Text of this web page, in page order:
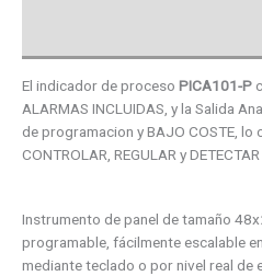
El indicador de proceso PICA101-P
ALARMAS INCLUIDAS, y la Salida
de programacion y BAJO COSTE, lo
CONTROLAR, REGULAR y
Instrumento de panel de tamaño
programable, fácilmente escalable
mediante teclado o por nivel real de